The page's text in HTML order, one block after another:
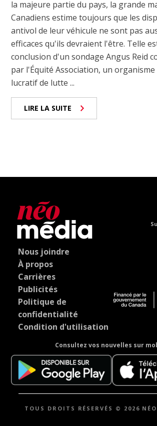
la majeure partie du pays, la grande
Canadiens estime toujours que les
antivol de leur véhicule ne sont pas
efficaces qu'ils devraient l'être. Telle
conclusion d'un sondage Angus Reid
par l'Équité Association, un
lucratif de lutte ...
LIRE LA SUITE
Nous joindre
À propos
Carrières
Publicités
Politique de
confidentialité
Condition d'utilisation
Consultez vos nouvelles sur
TOUS DROITS RÉSERVÉS © 2026